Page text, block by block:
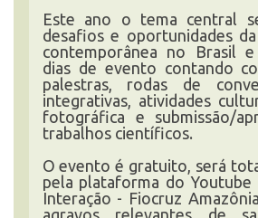
Este ano o tema central
desafios e oportunidades
contemporânea no Brasil
dias de evento contando
palestras, rodas de
integrativas, atividades
fotográfica e submissão/
trabalhos científicos.
O evento é gratuito, será
pela plataforma do Youtube
Interação - Fiocruz
agravos relevantes de